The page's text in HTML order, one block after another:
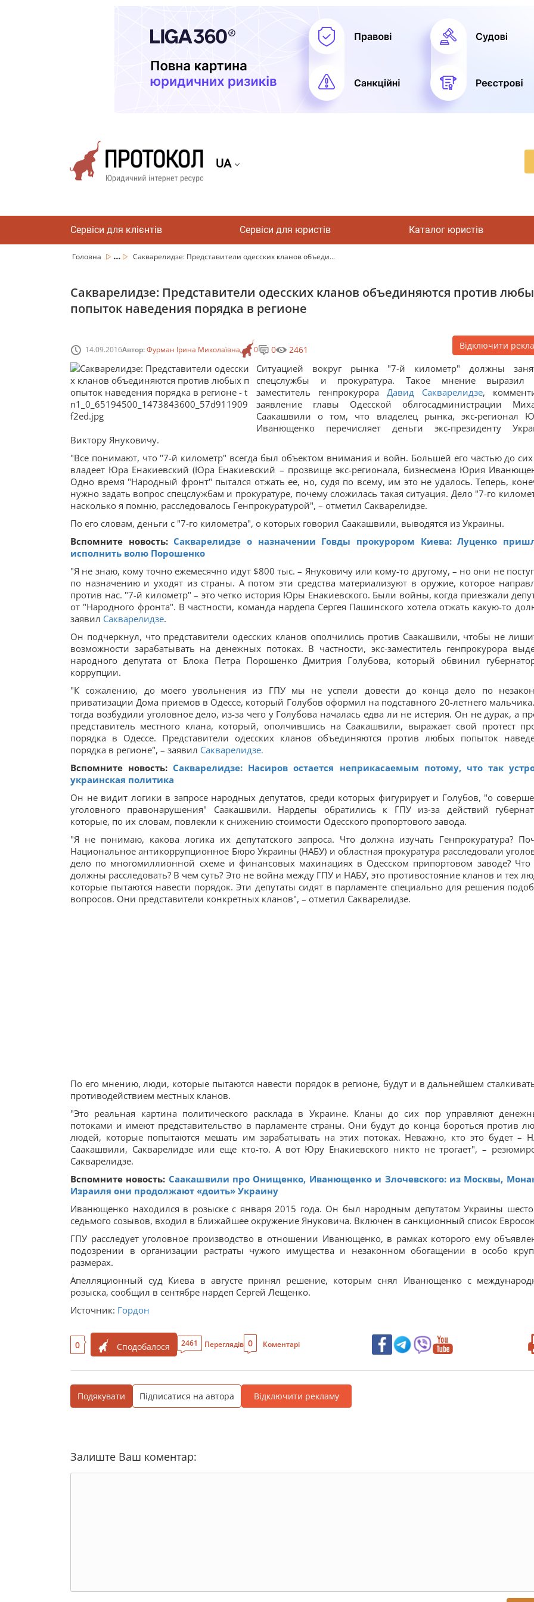
UA
Сервіси для клієнтів Сервіси для юристів Каталог юристів
Головна ... Сакварелидзе: Представители одесских кланов объеди...
Сакварелидзе: Представители одесских кланов объединяются против
попыток наведения порядка в регионе
14.09.2016Автор:Фурман Ірина Миколаївна 0 0 2461 Відключити
Ситуацией вокруг рынка "7-й километр" должны
спецслужбы и прокуратура. Такое мнение выразил
заместитель генпрокурора Давид Сакварелидзе,
заявление главы Одесской облгосадминистрации
Саакашвили о том, что владелец рынка, экс-регионал
Иванющенко перечисляет деньги экс-президенту
Виктору Януковичу.
"Все понимают, что "7-й километр" всегда был объектом внимания и войн. Большей его частью до
владеет Юра Енакиевский (Юра Енакиевский – прозвище экс-регионала, бизнесмена Юрия
Одно время "Народный фронт" пытался отжать ее, но, судя по всему, им это не удалось. Теперь,
нужно задать вопрос спецслужбам и прокуратуре, почему сложилась такая ситуация. Дело "7-го
насколько я помню, расследовалось Генпрокуратурой", – отметил Сакварелидзе.
По его словам, деньги с "7-го километра", о которых говорил Саакашвили, выводятся из Украины.
Вспомните новость: Сакварелидзе о назначении Говды прокурором Киева: Луценко
исполнить волю Порошенко
"Я не знаю, кому точно ежемесячно идут $800 тыс. – Януковичу или кому-то другому, – но они не
по назначению и уходят из страны. А потом эти средства материализуют в оружие, которое
против нас. "7-й километр" – это четко история Юры Енакиевского. Были войны, когда приезжали
от "Народного фронта". В частности, команда нардепа Сергея Пашинского хотела отжать какую-то
заявил Сакварелидзе.
Он подчеркнул, что представители одесских кланов ополчились против Саакашвили, чтобы не
возможности зарабатывать на денежных потоках. В частности, экс-заместитель генпрокурора
народного депутата от Блока Петра Порошенко Дмитрия Голубова, который обвинил
коррупции.
"К сожалению, до моего увольнения из ГПУ мы не успели довести до конца дело по
приватизации Дома приемов в Одессе, который Голубов оформил на подставного 20-летнего
тогда возбудили уголовное дело, из-за чего у Голубова началась едва ли не истерия. Он не дурак, а
представитель местного клана, который, ополчившись на Саакашвили, выражает свой протест
порядка в Одессе. Представители одесских кланов объединяются против любых попыток
порядка в регионе", – заявил Сакварелидзе.
Вспомните новость: Сакварелидзе: Насиров остается неприкасаемым потому, что так
украинская политика
Он не видит логики в запросе народных депутатов, среди которых фигурирует и Голубов, "о
уголовного правонарушения" Саакашвили. Нардепы обратились к ГПУ из-за действий
которые, по их словам, повлекли к снижению стоимости Одесского пропортового завода.
"Я не понимаю, какова логика их депутатского запроса. Что должна изучать Генпрокуратура?
Национальное антикоррупционное Бюро Украины (НАБУ) и областная прокуратура расследовали
дело по многомиллионной схеме и финансовых махинациях в Одесском припортовом заводе? Что
должны расследовать? В чем суть? Это не война между ГПУ и НАБУ, это противостояние кланов и тех
которые пытаются навести порядок. Эти депутаты сидят в парламенте специально для решения
вопросов. Они представители конкретных кланов", – отметил Сакварелидзе.
По его мнению, люди, которые пытаются навести порядок в регионе, будут и в дальнейшем
противодействием местных кланов.
"Это реальная картина политического расклада в Украине. Кланы до сих пор управляют
потоками и имеют представительство в парламенте страны. Они будут до конца бороться против
людей, которые попытаются мешать им зарабатывать на этих потоках. Неважно, кто это будет –
Саакашвили, Сакварелидзе или еще кто-то. А вот Юру Енакиевского никто не трогает", –
Сакварелидзе.
Вспомните новость: Саакашвили про Онищенко, Иванющенко и Злочевского: из Москвы,
Израиля они продолжают «доить» Украину
Иванющенко находился в розыске с января 2015 года. Он был народным депутатом Украины
седьмого созывов, входил в ближайшее окружение Януковича. Включен в санкционный список
ГПУ расследует уголовное производство в отношении Иванющенко, в рамках которого ему
подозрении в организации растраты чужого имущества и незаконном обогащении в особо
размерах.
Апелляционный суд Киева в августе принял решение, которым снял Иванющенко с
розыска, сообщил в сентябре нардеп Сергей Лещенко.
Источник: Гордон
0 Сподобалося 2461 Переглядів 0 Коментарі
Подякувати Підписатися на автора Відключити рекламу
Залиште Ваш коментар: